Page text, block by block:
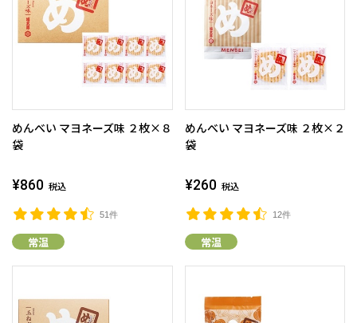
めんべい マヨネーズ味 ２枚×８
袋
51件
¥860 税込
常温
めんべい マヨネーズ味 ２枚×２
袋
12件
¥260 税込
常温